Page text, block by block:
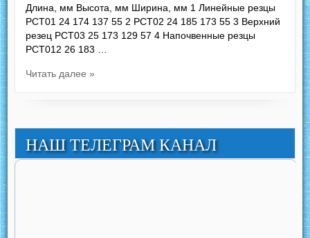
Длина, мм Высота, мм Ширина, мм 1 Линейные резцы
РСТ01 24 174 137 55 2 РСТ02 24 185 173 55 3 Верхний
резец РСТ03 25 173 129 57 4 Напочвенные резцы
РСТ012 26 183 …
Читать далее »
НАШ ТЕЛЕГРАМ КАНАЛ